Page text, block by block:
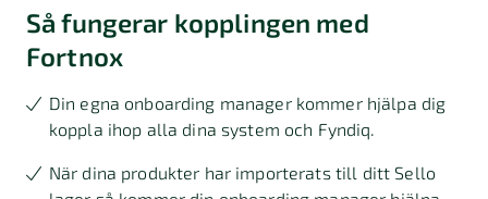
Så fungerar kopplingen med
Fortnox
Din egna onboarding manager kommer hjälpa dig
koppla ihop alla dina system och Fyndiq.
När dina produkter har importerats till ditt Sello